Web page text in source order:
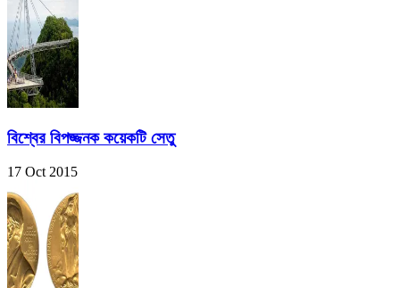
বিশ্বের বিপজ্জনক কয়েকটি সেতু
17 Oct 2015